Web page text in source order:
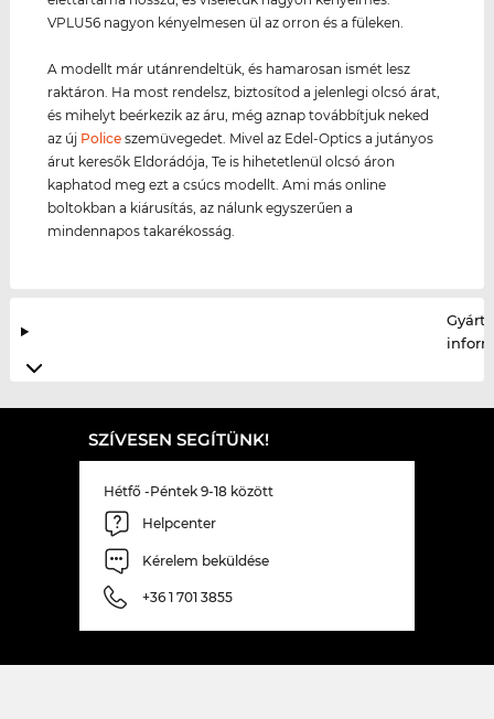
VPLU56 nagyon kényelmesen ül az orron és a füleken.
A modellt már utánrendeltük, és hamarosan ismét lesz
raktáron. Ha most rendelsz, biztosítod a jelenlegi olcsó árat,
és mihelyt beérkezik az áru, még aznap továbbítjuk neked
az új Police szemüvegedet. Mivel az Edel-Optics a jutányos
árut keresők Eldorádója, Te is hihetetlenül olcsó áron
kaphatod meg ezt a csúcs modellt. Ami más online
boltokban a kiárusítás, az nálunk egyszerűen a
mindennapos takarékosság.
SZÍVESEN SEGÍTÜNK!
Hétfő -Péntek 9-18 között
Helpcenter
Kérelem beküldése
+36 1 701 3855